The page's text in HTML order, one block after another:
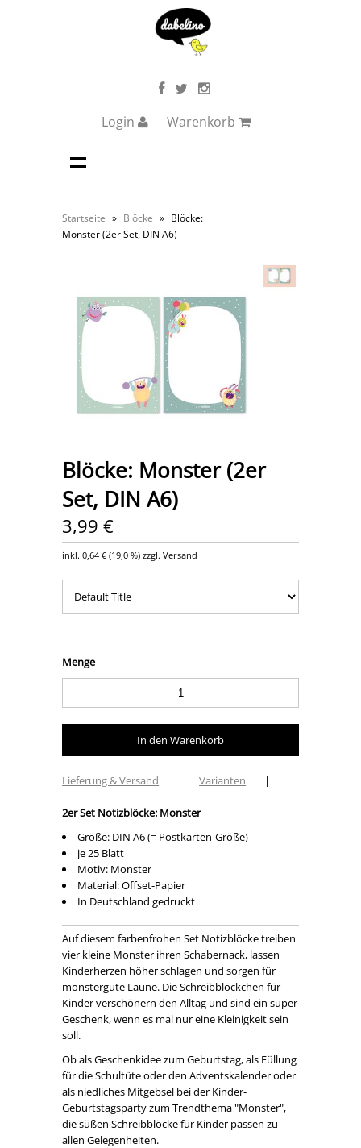
Login Warenkorb
Startseite » Blöcke » Blöcke:
Monster (2er Set, DIN A6)
Blöcke: Monster (2er
Set, DIN A6)
3,99 €
inkl.0,64 € (19,0 %) zzgl. Versand
Menge
Lieferung & Versand | Varianten |
2er Set Notizblöcke: Monster
Größe: DIN A6 (= Postkarten-Größe)
je 25 Blatt
Motiv: Monster
Material: Offset-Papier
In Deutschland gedruckt
Auf diesem farbenfrohen Set Notizblöcke treiben
vier kleine Monster ihren Schabernack, lassen
Kinderherzen höher schlagen und sorgen für
monstergute Laune. Die Schreibblöckchen für
Kinder verschönern den Alltag und sind ein super
Geschenk, wenn es mal nur eine Kleinigkeit sein
soll.
Ob als Geschenkidee zum Geburtstag, als Füllung
für die Schultüte oder den Adventskalender oder
als niedliches Mitgebsel bei der Kinder-
Geburtstagsparty zum Trendthema "Monster",
die süßen Schreibblöcke für Kinder passen zu
allen Gelegenheiten.